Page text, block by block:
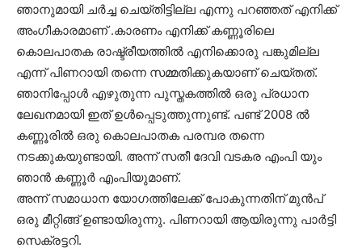
ഞാനുമായി ചർച്ച ചെയ്തിട്ടില്ല എന്നു പറഞ്ഞത് എനിക്ക്
അംഗീകാരമാണ് .കാരണം എനിക്ക് കണ്ണൂരിലെ
കൊലപാതക രാഷ്ട്രീയത്തിൽ എനിക്കൊരു പങ്കുമില്ല
എന്ന് പിണറായി തന്നെ സമ്മതിക്കുകയാണ് ചെയ്തത്.
ഞാനിപ്പോൾ എഴുതുന്ന പുസ്തകത്തിൽ ഒരു പ്രധാന
ലേഖനമായി ഇത് ഉൾപ്പെടുത്തുന്നുണ്ട്. പണ്ട് 2008 ൽ
കണ്ണൂരിൽ ഒരു കൊലപാതക പരമ്പര തന്നെ
നടക്കുകയുണ്ടായി. അന്ന് സതീ ദേവി വടകര എംപി യും
ഞാൻ കണ്ണൂർ എംപിയുമാണ്.
അന്ന് സമാധാന യോഗത്തിലേക്ക് പോകുന്നതിന് മുൻപ്
ഒരു മീറ്റിങ്ങ് ഉണ്ടായിരുന്നു. പിണറായി ആയിരുന്നു പാർട്ടി
സെക്രട്ടറി.